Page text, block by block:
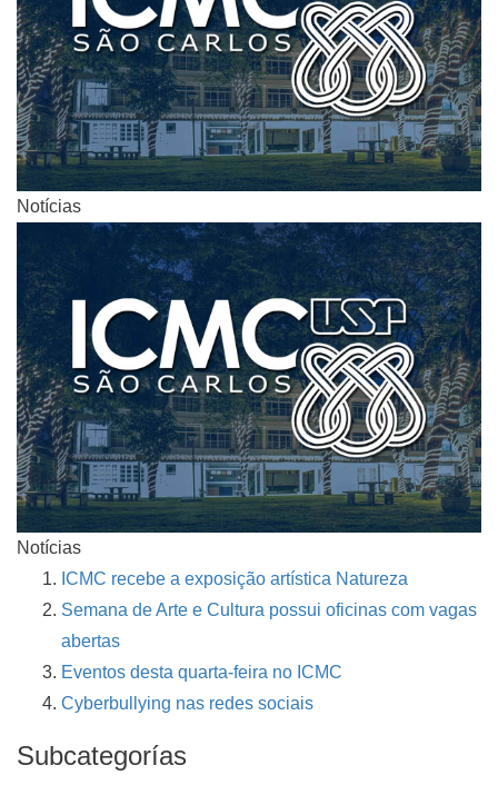
Notícias
Notícias
ICMC recebe a exposição artística Natureza
Semana de Arte e Cultura possui oficinas com vagas
abertas
Eventos desta quarta-feira no ICMC
Cyberbullying nas redes sociais
Subcategorías